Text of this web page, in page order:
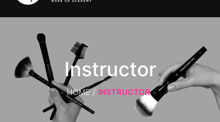
Instructor
HOME / INSTRUCTOR